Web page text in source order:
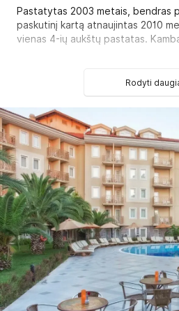
Pastatytas 2003 metais, bendras
paskutinį kartą atnaujintas 2010
vienas 4-ių aukštų pastatas.
Duplex Family Room tipo
Family Suite Room tipo
kv. m)
Viešbučio kategorija šalyje - 4*
Kambariuose:
Vonia arba dušas
Plaukų džiovintuvas
Oro kondicionierius
Belaidis internetas
Seifas (už papildomą mokestį)
Televizorius
Telefonas
Mini baras
Balkonas
Rodyti